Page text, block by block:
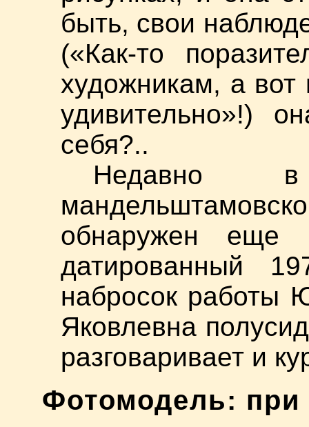
быть, свои
(«Как-то
художникам, а
удивительно»!)
себя?..
Недавно
обнаружен
датированный
набросок работы
Яковлевна
разговаривает и
Фотомодель: